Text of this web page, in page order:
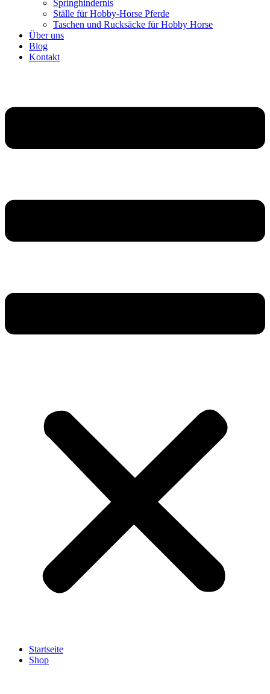
Springhindernis
Ställe für Hobby-Horse Pferde
Taschen und Rucksäcke für Hobby Horse
Über uns
Blog
Kontakt
Startseite
Shop